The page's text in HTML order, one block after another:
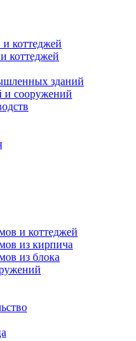
коттеджей
коттеджей
зданий
и сооружений
и коттеджей
из кирпича
из блока